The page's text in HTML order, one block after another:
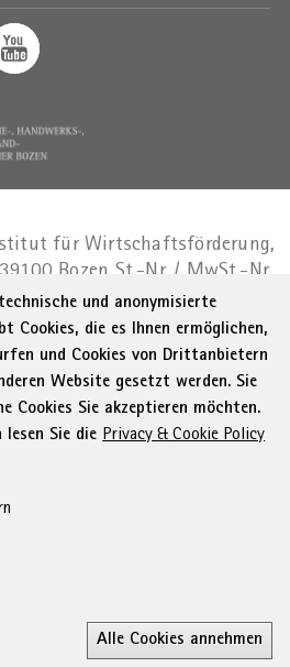
für Wirtschaftsförderung,
Bozen St.-Nr. / MwSt.-Nr.
|administration-
Menu Footer
Privacy
AGB
Sitemap
Cookie Policy
und anonymisierte
Cookies, die es Ihnen ermöglichen,
und Cookies von Drittanbietern
Website gesetzt werden. Sie
Cookies Sie akzeptieren möchten.
Sie die Privacy & Cookie Policy
Alle Cookies annehmen